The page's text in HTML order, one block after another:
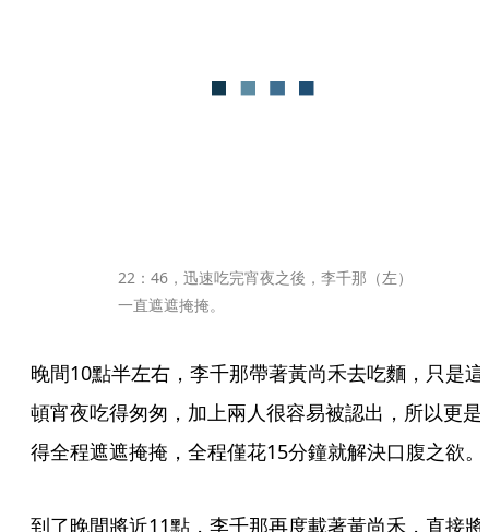
22：46，迅速吃完宵夜之後，李千那（左）
一直遮遮掩掩。
晚間10點半左右，李千那帶著黃尚禾去吃麵，只是這
頓宵夜吃得匆匆，加上兩人很容易被認出，所以更是
得全程遮遮掩掩，全程僅花15分鐘就解決口腹之欲。
到了晚間將近11點，李千那再度載著黃尚禾，直接將